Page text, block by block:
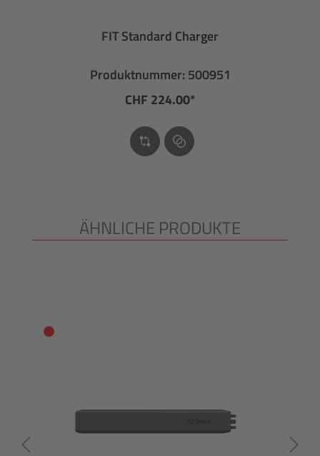
FIT Standard Charger
Produktnummer: 500951
CHF 224.00*
Produktgalerie überspringen
ÄHNLICHE PRODUKTE